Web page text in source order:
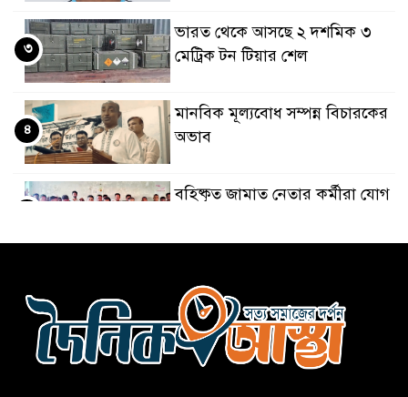
ভারত থেকে আসছে ২ দশমিক ৩
মেট্রিক টন টিয়ার শেল
৩
মানবিক মূল্যবোধ সম্পন্ন বিচারকের
অভাব
৪
বহিষ্কৃত জামাত নেতার কর্মীরা যোগ
৬
বোমা হামলার আশঙ্কায় সারাদেশে